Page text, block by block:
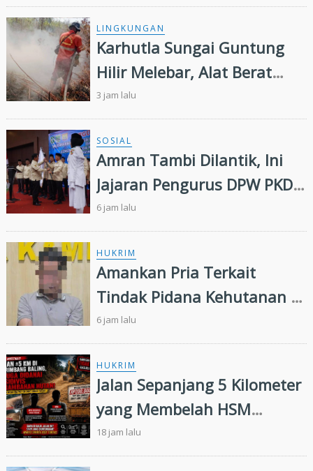
Swasembada Pangan
Nasional
LINGKUNGAN
Karhutla Sungai Guntung
Hilir Melebar, Alat Berat
Tambahan dan Heli Water
Bombing Dikerahkan
3 jam lalu
SOSIAL
Amran Tambi Dilantik, Ini
Jajaran Pengurus DPW PKDP
Riau 2026-2031
6 jam lalu
HUKRIM
Amankan Pria Terkait
Tindak Pidana Kehutanan di
Kampar Kiri, Polisi Temukan
Puluhan Butir Ekstasi
6 jam lalu
HUKRIM
Jalan Sepanjang 5 Kilometer
yang Membelah HSM
Rimbang Baling Diduga
Didanai Residivis
18 jam lalu